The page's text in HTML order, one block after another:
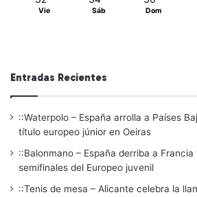
Vie Sáb Dom
Entradas Recientes
::Waterpolo – España arrolla a Países
título europeo júnior en Oeiras
::Balonmano – España derriba a
semifinales del Europeo juvenil
::Tenis de mesa – Alicante celebra la